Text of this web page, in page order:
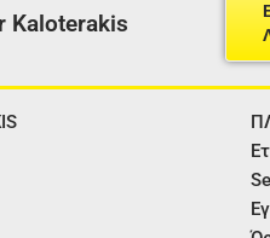
Kaloterakis